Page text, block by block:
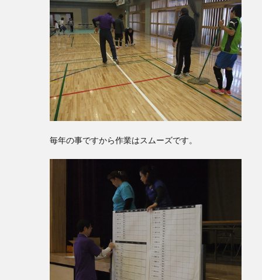
毎年の事ですから作業はスムーズです。